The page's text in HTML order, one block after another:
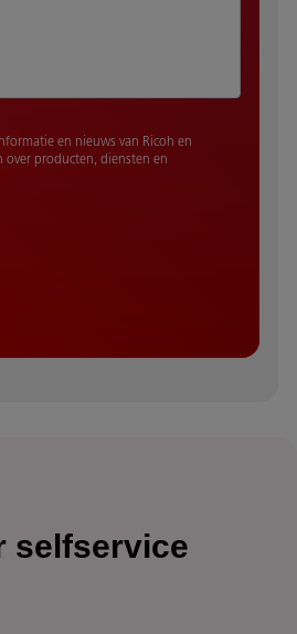
en nieuws van Ricoh en
over producten, diensten en
selfservice